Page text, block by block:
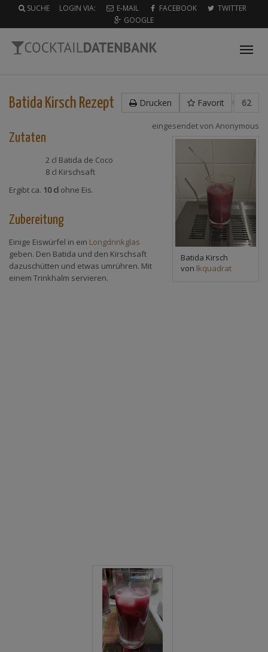
SUCHE LOGIN VIA: E-MAIL FACEBOOK
TWITTER
GOOGLE
Drucken Favorit 62
Batida Kirsch Rezept
eingesendet von Anonymous
Batida Kirsch
von lkquadrat
Zutaten
2 cl Batida de Coco
8 cl Kirschsaft
Ergibt ca. 10 cl ohne Eis.
Zubereitung
Einige Eiswürfel in ein Longdrinkglas
geben. Den Batida und den Kirschsaft
dazuschütten und etwas umrühren. Mit
einem Trinkhalm servieren.